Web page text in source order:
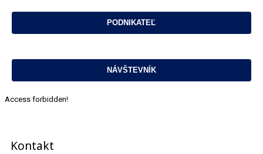
Access forbidden!
Kontakt